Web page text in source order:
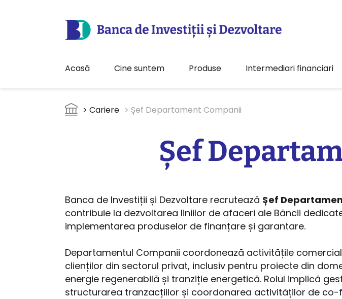
Acasă Cine suntem Produse Intermediari financiari
Breadcrumb
> Cariere > Șef Departament Companii
Șef
Banca de Investiții și Dezvoltare recrutează Șef
contribuie la dezvoltarea liniilor de afaceri ale Băncii
implementarea produselor de finanțare și garantare.
Departamentul Companii coordonează activitățile
clienților din sectorul privat, inclusiv pentru proiecte din
energie regenerabilă și tranziție energetică. Rolul implică
structurarea tranzacțiilor și coordonarea activităților de co-